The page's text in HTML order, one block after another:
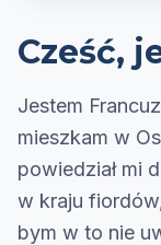
Cześć,
Jestem
mieszkam w
powiedział mi
w kraju
bym w to nie